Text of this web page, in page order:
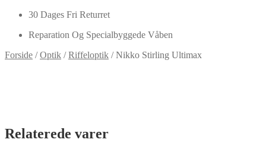
30 Dages Fri Returret
Reparation Og Specialbyggede Våben
Forside /Optik /Riffeloptik /Nikko Stirling Ultimax
Relaterede varer